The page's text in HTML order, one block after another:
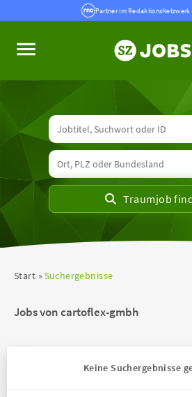
Partner im
Start Suchergebnisse
Jobs von cartoflex-gmbh
Keine Suchergebnisse